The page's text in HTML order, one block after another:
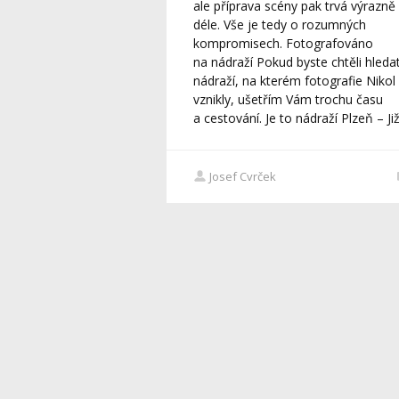
ale příprava scény pak trvá výrazně
déle. Vše je tedy o rozumných
kompromisech. Fotografováno
na nádraží Pokud byste chtěli
nádraží, na kterém fotografie Nikol
vznikly, ušetřím Vám trochu času
a cestování. Je to nádraží Plzeň –
Josef Cvrček